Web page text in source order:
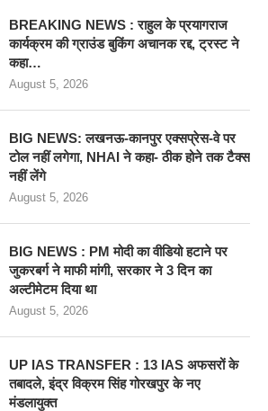
BREAKING NEWS : राहुल के प्रयागराज
कार्यक्रम की ग्राउंड बुकिंग अचानक रद्द, ट्रस्ट ने
कहा…
August 5, 2026
BIG NEWS: लखनऊ-कानपुर एक्सप्रेस-वे पर
टोल नहीं लगेगा, NHAI ने कहा- ठीक होने तक टैक्स
नहीं लेंगे
August 5, 2026
BIG NEWS : PM मोदी का वीडियो हटाने पर
जुकरबर्ग ने माफी मांगी, सरकार ने 3 दिन का
अल्टीमेटम दिया था
August 5, 2026
UP IAS TRANSFER : 13 IAS अफसरों के
तबादले, इंद्र विक्रम सिंह गोरखपुर के नए
मंडलायुक्त